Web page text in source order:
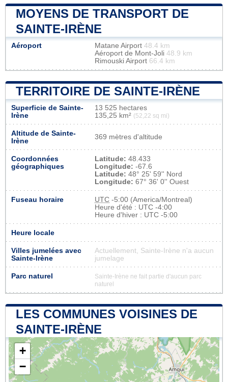
MOYENS DE TRANSPORT DE
SAINTE-IRÈNE
Aéroport Matane Airport 48.4 km
Aéroport de Mont-Joli 48.9 km
Rimouski Airport 66.4 km
TERRITOIRE DE SAINTE-IRÈNE
Superficie de Sainte-
Irène
13 525 hectares
135,25 km² (52,22 sq mi)
Altitude de Sainte-
Irène
369 mètres d'altitude
Coordonnées
géographiques
Latitude: 48.433
Longitude: -67.6
Latitude: 48° 25' 59'' Nord
Longitude: 67° 36' 0'' Ouest
Fuseau horaire UTC -5:00 (America/Montreal)
Heure d'été : UTC -4:00
Heure d'hiver : UTC -5:00
Heure locale
Villes jumelées avec
Sainte-Irène
Actuellement, Sainte-Irène n'a aucun
jumelage
Parc naturel
Sainte-Irène ne fait partie d'aucun parc
naturel
LES COMMUNES VOISINES DE
SAINTE-IRÈNE
+
−